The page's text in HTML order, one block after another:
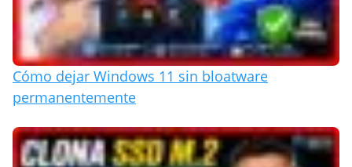
Cómo dejar Windows 11 sin bloatware
permanentemente